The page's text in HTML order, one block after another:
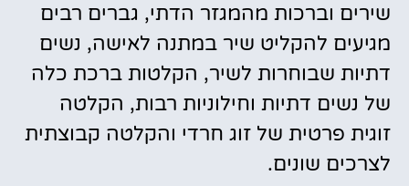
שירים וברכות מהמגזר הדתי, גברים רבים
מגיעים להקליט שיר במתנה לאישה, נשים
דתיות שבוחרות לשיר, הקלטות ברכת כלה
של נשים דתיות וחילוניות רבות, הקלטה
זוגית פרטית של זוג חרדי והקלטה קבוצתית
לצרכים שונים.